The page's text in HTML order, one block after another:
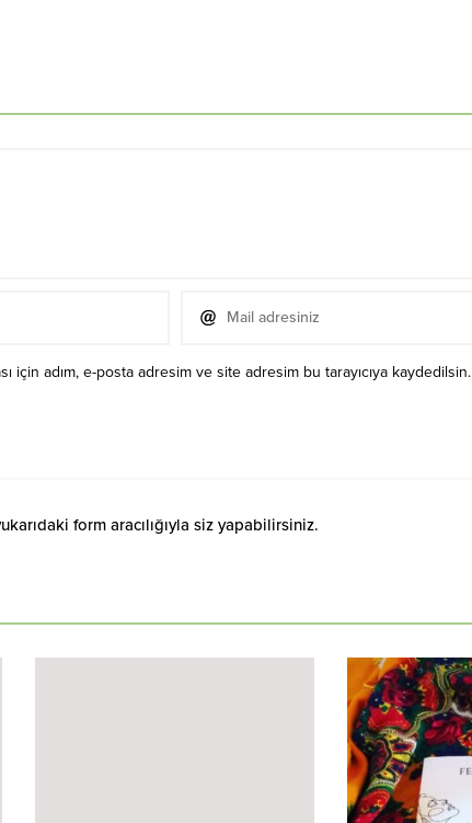
için adım, e-posta adresim ve site adresim bu tarayıcıya kaydedilsin.
form aracılığıyla siz yapabilirsiniz.